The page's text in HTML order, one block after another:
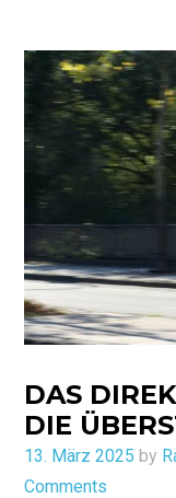
DAS
DIE
Posted
on
13. März 2025 by
Comments